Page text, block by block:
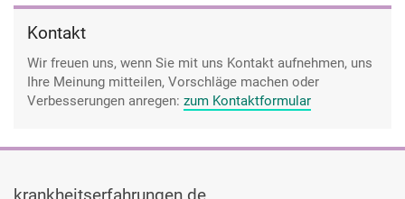
Kontakt
Wir freuen uns, wenn Sie mit uns Kontakt aufnehmen, uns
Ihre Meinung mitteilen, Vorschläge machen oder
Verbesserungen anregen: zum Kontaktformular